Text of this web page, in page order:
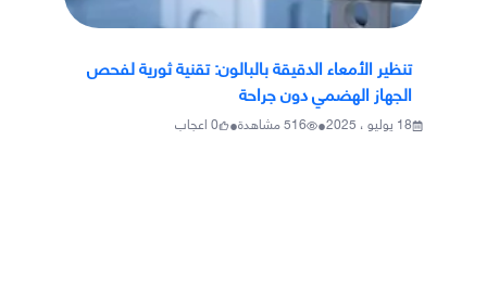
تنظير الأمعاء الدقيقة بالبالون: تقنية ثورية لفحص
الجهاز الهضمي دون جراحة
18 يوليو ، 2025 •
516مشاهدة•
0اعجاب